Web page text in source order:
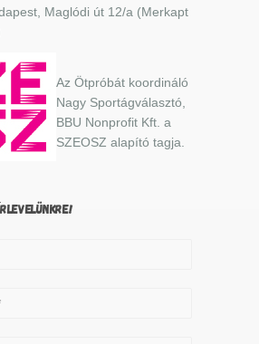
Maglódi út 12/a (Merkapt
Az Ötpróbát koordináló
Nagy Sportágválasztó,
BBU Nonprofit Kft. a
SZEOSZ alapító tagja.